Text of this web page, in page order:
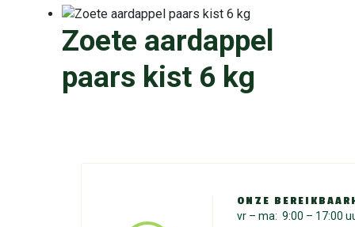
Zoete aardappel
paars kist 6 kg
ONZE
vr – ma: 9:00 – 17:00